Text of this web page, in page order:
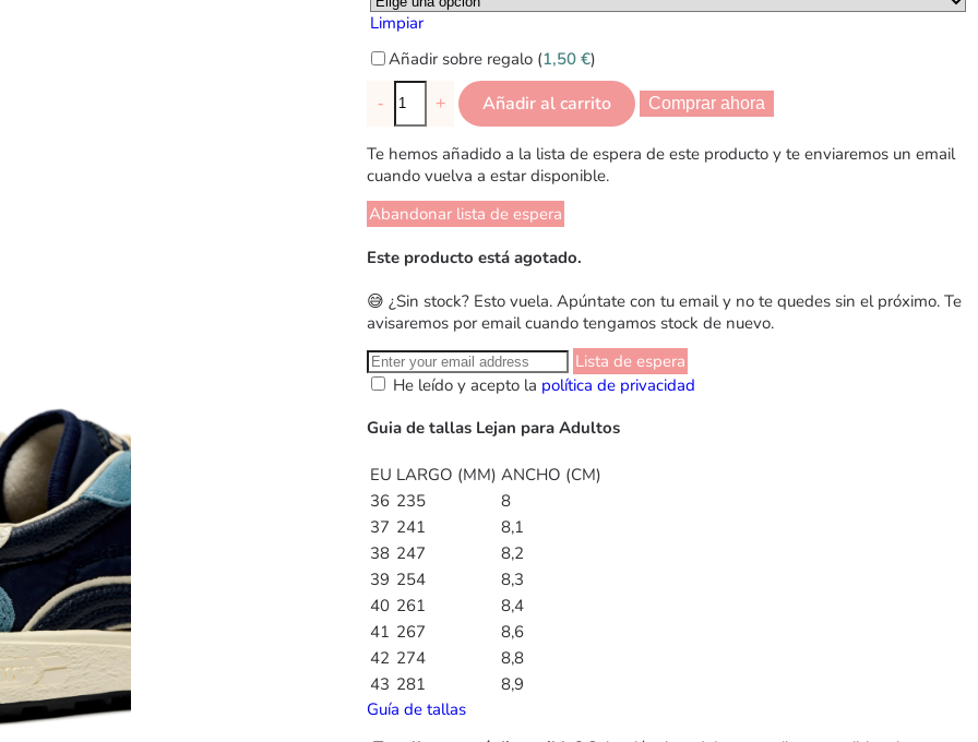
Limpiar
Añadir sobre regalo (1,50 €)
- + Añadir al carrito Comprar ahora
Te hemos añadido a la lista de espera de este producto y te enviaremos un email
cuando vuelva a estar disponible.
Abandonar lista de espera
Este producto está agotado.
😅 ¿Sin stock? Esto vuela. Apúntate con tu email y no te quedes sin el próximo. Te
avisaremos por email cuando tengamos stock de nuevo.
Lista de espera
He leído y acepto la política de privacidad
Guia de tallas Lejan para Adultos
EU LARGO (MM) ANCHO (CM)
36 235
8
37 241
8,1
38 247
8,2
39 254
8,3
40 261
8,4
41 267
8,6
42 274
8,8
43 281
8,9
Guía de tallas